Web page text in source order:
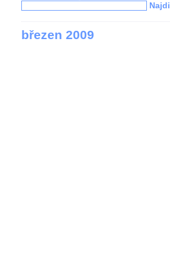
Najdi
březen 2009